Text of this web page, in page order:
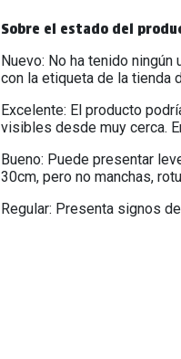
Sobre el estado del
Nuevo: No ha tenido
con la etiqueta de la tienda
Excelente: El producto
visibles desde muy cerca.
Bueno: Puede presentar
30cm, pero no manchas,
Regular: Presenta signos